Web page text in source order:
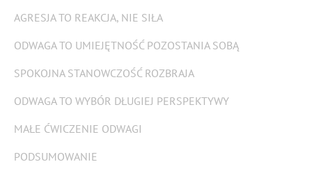
AGRESJA TO REAKCJA, NIE SIŁA
ODWAGA TO UMIEJĘTNOŚĆ POZOSTANIA SOBĄ
SPOKOJNA STANOWCZOŚĆ ROZBRAJA
ODWAGA TO WYBÓR DŁUGIEJ PERSPEKTYWY
MAŁE ĆWICZENIE ODWAGI
PODSUMOWANIE